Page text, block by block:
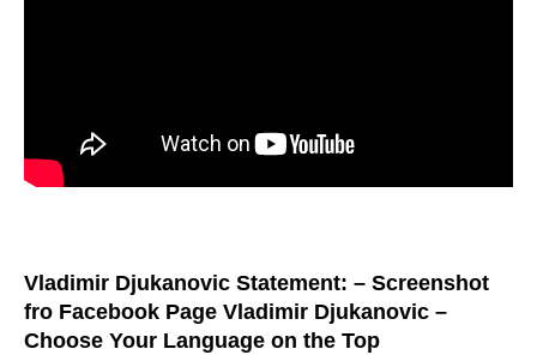
Vladimir Djukanovic Statement: – Screenshot
fro Facebook Page Vladimir Djukanovic –
Choose Your Language on the Top